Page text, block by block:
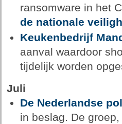
ransomware in het
de nationale
Keukenbedrijf
aanval waardoor
tijdelijk worden
Juli
De Nederlandse
in beslag. De